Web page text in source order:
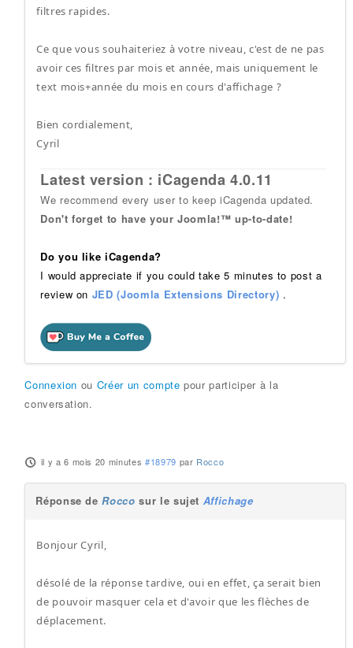
filtres rapides.
Ce que vous souhaiteriez à votre niveau, c'est de ne pas
avoir ces filtres par mois et année, mais uniquement le
text mois+année du mois en cours d'affichage ?
Bien cordialement,
Cyril
Latest version : iCagenda 4.0.11
We recommend every user to keep iCagenda updated.
Don't forget to have your Joomla!™ up-to-date!
Do you like iCagenda?
I would appreciate if you could take 5 minutes to post a
review on JED (Joomla Extensions Directory) .
Connexion ou Créer un compte pour participer à la
conversation.
il y a 6 mois 20 minutes #18979 par Rocco
Réponse deRocco sur le sujet Affichage
Bonjour Cyril,
désolé de la réponse tardive, oui en effet, ça serait bien
de pouvoir masquer cela et d'avoir que les flèches de
déplacement.